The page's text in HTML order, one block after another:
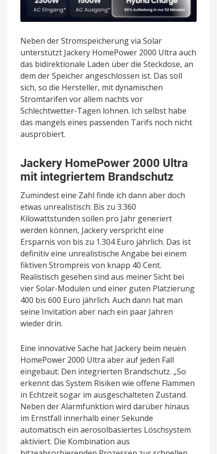
Neben der Stromspeicherung via Solar
unterstützt Jackery HomePower 2000 Ultra auch
das bidirektionale Laden über die Steckdose, an
dem der Speicher angeschlossen ist. Das soll
sich, so die Hersteller, mit dynamischen
Stromtarifen vor allem nachts vor
Schlechtwetter-Tagen lohnen. Ich selbst habe
das mangels eines passenden Tarifs noch nicht
ausprobiert.
Jackery HomePower 2000 Ultra
mit integriertem Brandschutz
Zumindest eine Zahl finde ich dann aber doch
etwas unrealistisch: Bis zu 3.360
Kilowattstunden sollen pro Jahr generiert
werden können, Jackery verspricht eine
Ersparnis von bis zu 1.304 Euro jährlich. Das ist
definitiv eine unrealistische Angabe bei einem
fiktiven Strompreis von knapp 40 Cent.
Realistisch gesehen sind aus meiner Sicht bei
vier Solar-Modulen und einer guten Platzierung
400 bis 600 Euro jährlich. Auch dann hat man
seine Invitation aber nach ein paar Jahren
wieder drin.
Eine innovative Sache hat Jackery beim neuen
HomePower 2000 Ultra aber auf jeden Fall
eingebaut: Den integrierten Brandschutz. „So
erkennt das System Risiken wie offene Flammen
in Echtzeit sogar im ausgeschalteten Zustand.
Neben der Alarmfunktion wird darüber hinaus
im Ernstfall innerhalb einer Sekunde
automatisch ein aerosolbasiertes Löschsystem
aktiviert. Die Kombination aus